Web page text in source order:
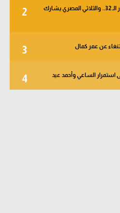
2
خبر في الجول - الأهلي يبدأ من دور الـ 32.. والثلاثي المصري يشارك
3 عن عمر كمال
4 استمرار الساعي وأحمد عيد